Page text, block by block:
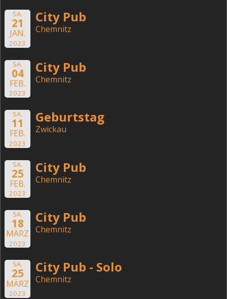
SA.
21
JAN.
2023
City Pub
Chemnitz
SA.
04
FEB.
2023
City Pub
Chemnitz
SA.
11
FEB.
2023
Geburtstag
Zwickau
SA.
25
FEB.
2023
City Pub
Chemnitz
SA.
18
MÄRZ
2023
City Pub
Chemnitz
SA.
25
MÄRZ
2023
City Pub - Solo
Chemnitz